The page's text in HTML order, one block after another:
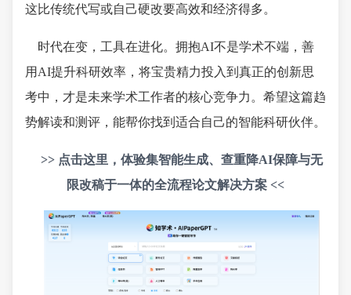
这比传统代写或自己硬改要高效和经济得多。
时代在变，工具在进化。拥抱AI不是学术不端，善
用AI提升科研效率，将宝贵精力投入到真正的创新思
考中，才是未来学术工作者的核心竞争力。希望这篇趋
势解读和测评，能帮你找到适合自己的智能科研伙伴。
>> 点击这里，体验集智能生成、查重降AI保障与无
限改稿于一体的全流程论文解决方案 <<